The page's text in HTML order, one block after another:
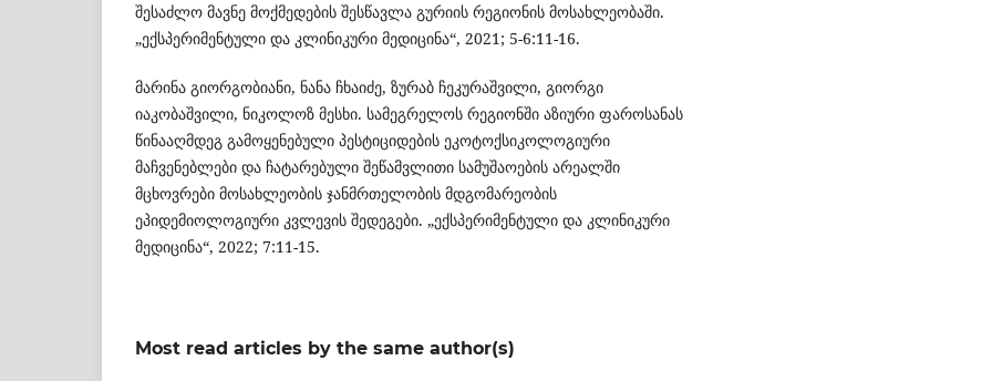
შესაძლო მავნე მოქმედების შესწავლა გურიის რეგიონის მოსახლეობაში.
„ექსპერიმენტული და კლინიკური მედიცინა“, 2021; 5-6:11-16.
მარინა გიორგობიანი, ნანა ჩხაიძე, ზურაბ ჩეკურაშვილი, გიორგი
იაკობაშვილი, ნიკოლოზ მესხი. სამეგრელოს რეგიონში აზიური ფაროსანას
წინააღმდეგ გამოყენებული პესტიციდების ეკოტოქსიკოლოგიური
მაჩვენებლები და ჩატარებული შეწამვლითი სამუშაოების არეალში
მცხოვრები მოსახლეობის ჯანმრთელობის მდგომარეობის
ეპიდემიოლოგიური კვლევის შედეგები. „ექსპერიმენტული და კლინიკური
მედიცინა“, 2022; 7:11-15.
Most read articles by the same author(s)